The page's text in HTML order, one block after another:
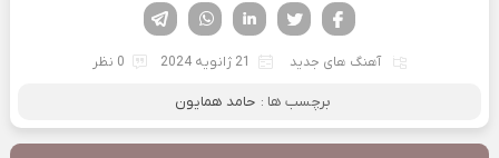
لینکدین تویتر
فیسوک
آهنگ های جدید 21 ژانویه 2024 0 نظر
برچسب ها : حامد همایون